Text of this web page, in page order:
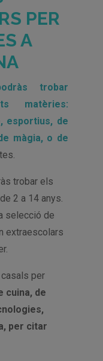
PER
A
trobar
matèries:
esportius, de
màgia, o de
trobar els
2 a 14 anys.
selecció de
extraescolars
per
cuina, de
per citar